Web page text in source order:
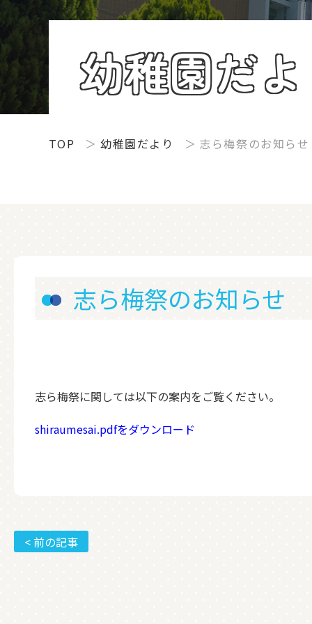
幼稚園だ
TOP 幼稚園だより 志ら梅祭のお知らせ
志ら梅祭のお知らせ
志ら梅祭に関しては以下の案内をご覧ください。
shiraumesai.pdfをダウンロード
< 前の記事